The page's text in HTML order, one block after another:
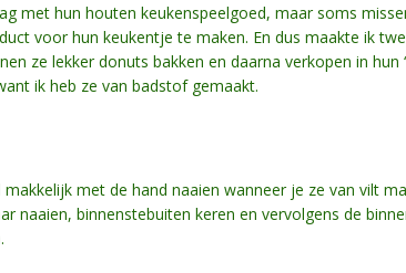
met hun houten keukenspeelgoed, maar soms
voor hun keukentje te maken. En dus maakte ik
ze lekker donuts bakken en daarna verkopen in hun
ik heb ze van badstof gemaakt.
makkelijk met de hand naaien wanneer je ze van vilt
naaien, binnenstebuiten keren en vervolgens de